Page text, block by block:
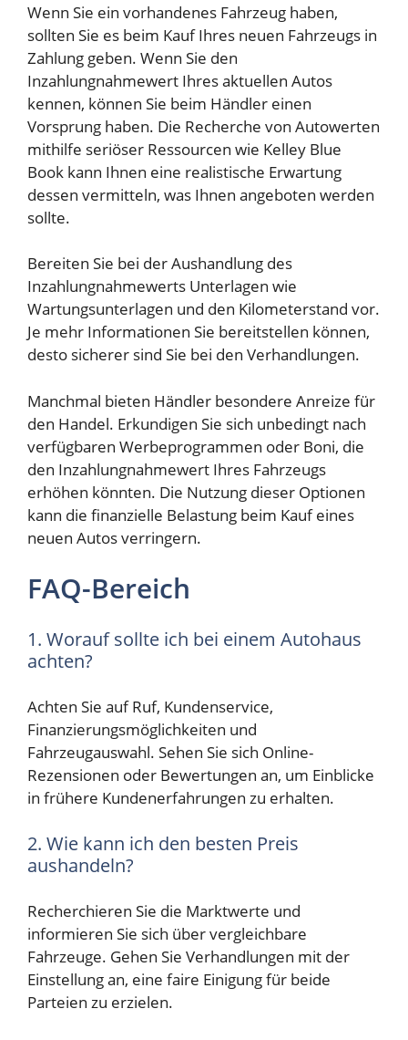
Wenn Sie ein vorhandenes Fahrzeug haben,
sollten Sie es beim Kauf Ihres neuen Fahrzeugs in
Zahlung geben. Wenn Sie den
Inzahlungnahmewert Ihres aktuellen Autos
kennen, können Sie beim Händler einen
Vorsprung haben. Die Recherche von Autowerten
mithilfe seriöser Ressourcen wie Kelley Blue
Book kann Ihnen eine realistische Erwartung
dessen vermitteln, was Ihnen angeboten werden
sollte.
Bereiten Sie bei der Aushandlung des
Inzahlungnahmewerts Unterlagen wie
Wartungsunterlagen und den Kilometerstand vor.
Je mehr Informationen Sie bereitstellen können,
desto sicherer sind Sie bei den Verhandlungen.
Manchmal bieten Händler besondere Anreize für
den Handel. Erkundigen Sie sich unbedingt nach
verfügbaren Werbeprogrammen oder Boni, die
den Inzahlungnahmewert Ihres Fahrzeugs
erhöhen könnten. Die Nutzung dieser Optionen
kann die finanzielle Belastung beim Kauf eines
neuen Autos verringern.
FAQ-Bereich
1. Worauf sollte ich bei einem Autohaus
achten?
Achten Sie auf Ruf, Kundenservice,
Finanzierungsmöglichkeiten und
Fahrzeugauswahl. Sehen Sie sich Online-
Rezensionen oder Bewertungen an, um Einblicke
in frühere Kundenerfahrungen zu erhalten.
2. Wie kann ich den besten Preis
aushandeln?
Recherchieren Sie die Marktwerte und
informieren Sie sich über vergleichbare
Fahrzeuge. Gehen Sie Verhandlungen mit der
Einstellung an, eine faire Einigung für beide
Parteien zu erzielen.